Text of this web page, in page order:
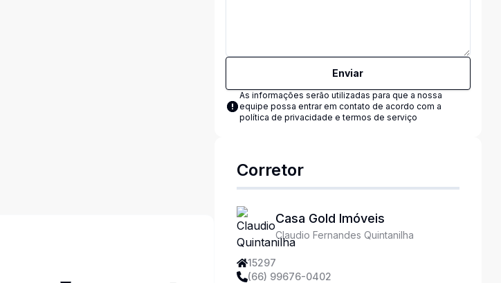
Enviar
As informações serão utilizadas para que a nossa
equipe possa entrar em contato de acordo com a
política de privacidade e termos de serviço
Corretor
Casa Gold Imóveis
Claudio Fernandes Quintanilha
15297
(66) 99676-0402